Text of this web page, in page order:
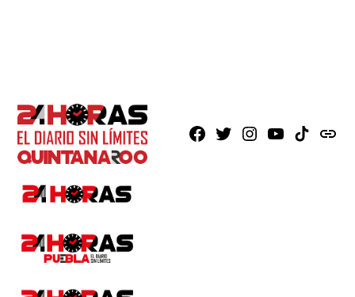
Facebook
X Instagram
YoutubeTikTokissuu